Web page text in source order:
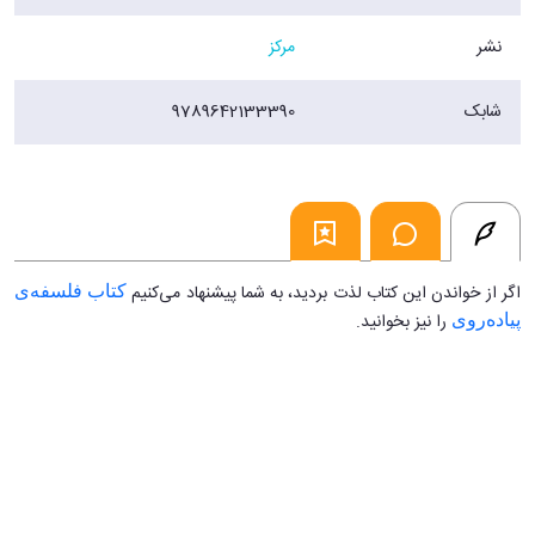
نشر مرکز
شابک 9789642133390
اگر از خواندن این کتاب لذت بردید، به شما پیشنهاد می‌کنیم کتاب فلسفه‌ی
پیاده‌روی را نیز بخوانید.